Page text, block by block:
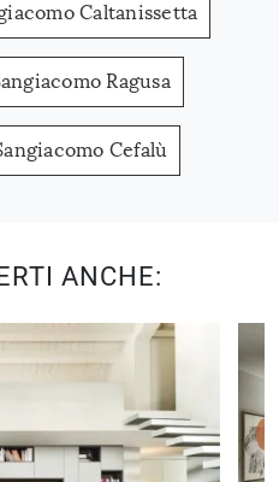
Caltanissetta
Ragusa
Cefalù
ANCHE: